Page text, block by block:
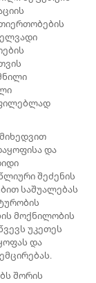
და
შეძენის
საშუალებას
მოქნილობის
უკეთეს
და
შორის